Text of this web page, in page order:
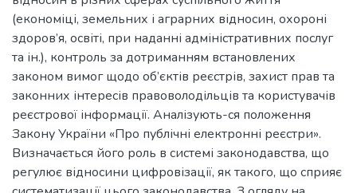
(економіці, земельних і аграрних відносин, охороні
здоров’я, освіті, при наданні адміністративних послуг
та ін.), контроль за дотриманням встановлених
законом вимог щодо об’єктів реєстрів, захист прав та
законних інтересів правоволодільців та користувачів
реєстрової інформації. Аналізують-ся положення
Закону України «Про публічні електронні реєстри».
Визначається його роль в системі законодавства, що
регулює відносини цифровізації, як такого, що сприяє